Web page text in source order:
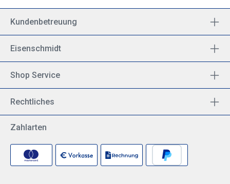
Kundenbetreuung
Eisenschmidt
Shop Service
Rechtliches
Zahlarten